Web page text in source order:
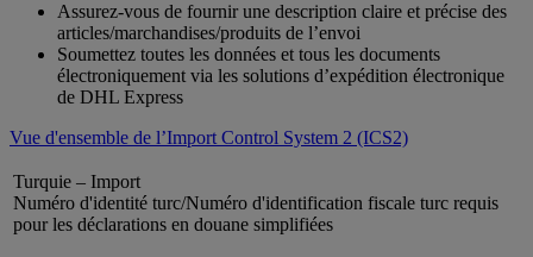
Assurez-vous de fournir une description claire et précise des
articles/marchandises/produits de l’envoi
Soumettez toutes les données et tous les documents
électroniquement via les solutions d’expédition électronique
de DHL Express
Vue d'ensemble de l’Import Control System 2 (ICS2)
Turquie – Import
Numéro d'identité turc/Numéro d'identification fiscale turc requis
pour les déclarations en douane simplifiées